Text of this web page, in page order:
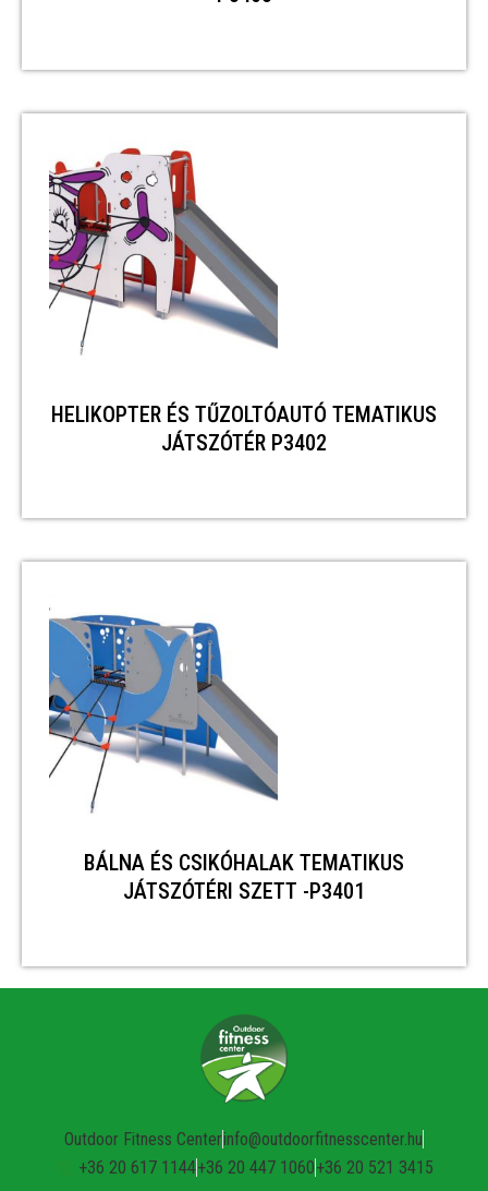
HELIKOPTER ÉS TŰZOLTÓAUTÓ TEMATIKUS
JÁTSZÓTÉR P3402
BÁLNA ÉS CSIKÓHALAK TEMATIKUS
JÁTSZÓTÉRI SZETT -P3401
Outdoor Fitness Centerinfo@outdoorfitnesscenter.hu
+36 20 617 1144+36 20 447 1060+36 20 521 3415